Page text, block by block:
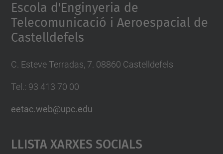
Escola d'Enginyeria de
Telecomunicació i Aeroespacial de
Castelldefels
C. Esteve Terradas, 7. 08860 Castelldefels
Tel.: 93 413 70 00
eetac.web@upc.edu
Llista Xarxes Socials